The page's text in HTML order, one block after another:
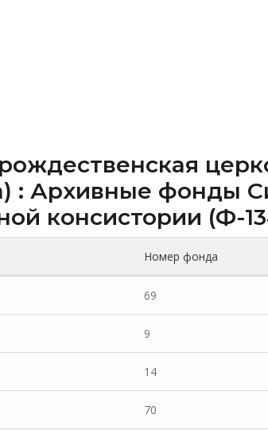
: Архивные фонды
консистории (Ф-
Номер фонда
69
9
14
70